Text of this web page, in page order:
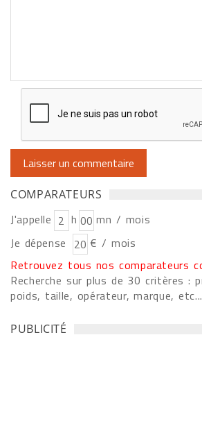
COMPARATEURS
J'appelle h
mn / mois
Je dépense
€ / mois
Retrouvez tous nos comparateurs
Recherche sur plus de 30 critères :
poids, taille, opérateur, marque,
PUBLICITÉ